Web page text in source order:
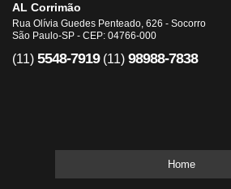
AL Corrimão
Rua Olívia Guedes Penteado, 626 - Socorro
São Paulo-SP - CEP: 04766-000
(11) 5548-7919 (11) 98988-7838
Home